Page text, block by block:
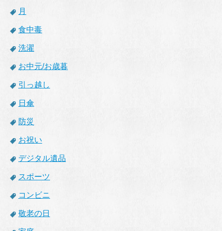
月
食中毒
洗濯
お中元/お歳暮
引っ越し
日傘
防災
お祝い
デジタル遺品
スポーツ
コンビニ
敬老の日